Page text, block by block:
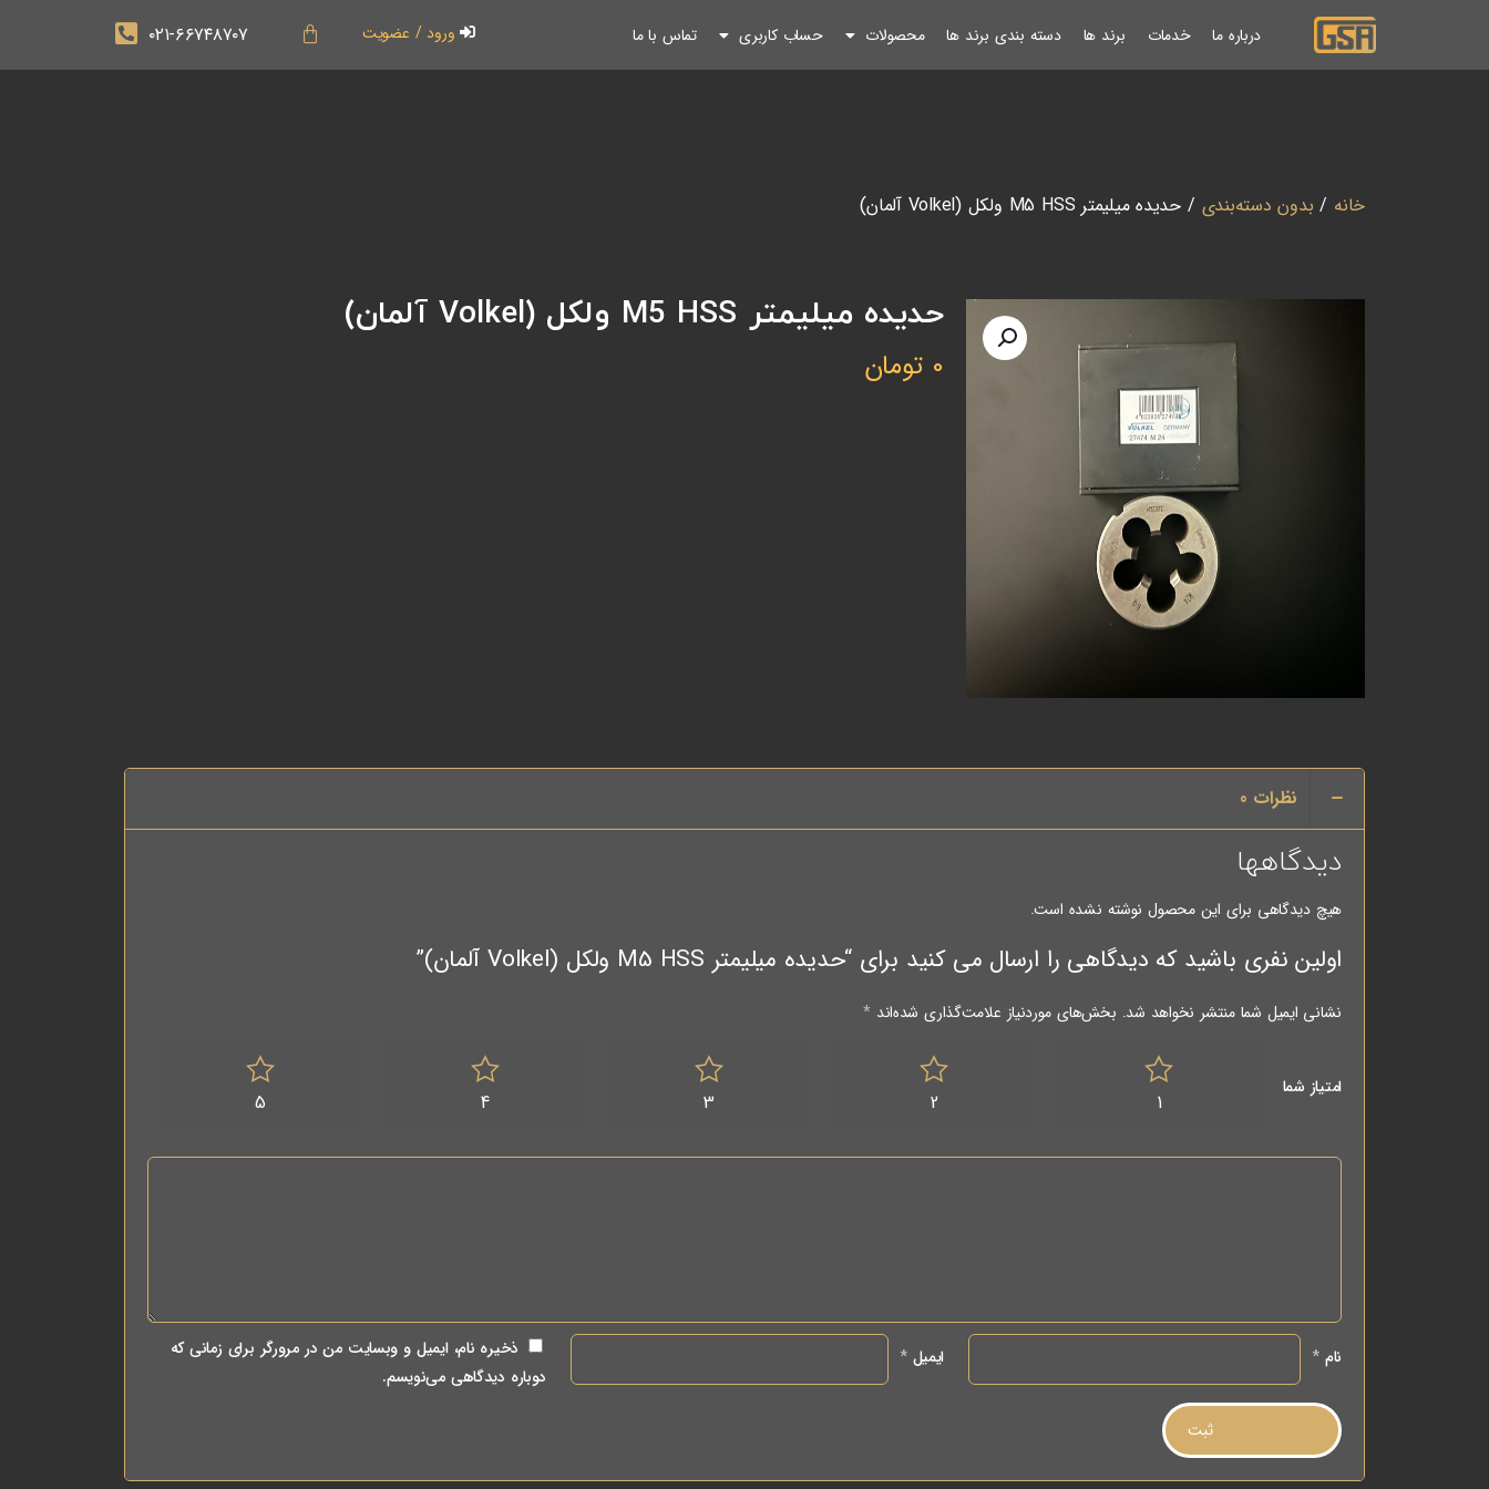
درباره ما خدمات برند ها دسته بندی برند ها محصولات حساب کاربری تماس با ما ورود / عضویت ۰۲۱-۶۶۷۴۸۷۰۷
خانه / بدون دسته‌بندی / حدیده میلیمتر M5 HSS ولکل (Volkel آلمان)
حدیده میلیمتر M5 HSS ولکل (Volkel آلمان)
0 تومان
نظرات 0
دیدگاهها
هیچ دیدگاهی برای این محصول نوشته نشده است.
اولین نفری باشید که دیدگاهی را ارسال می کنید برای “حدیده میلیمتر M5 HSS ولکل (Volkel آلمان)”
نشانی ایمیل شما منتشر نخواهد شد. بخش‌های موردنیاز علامت‌گذاری شده‌اند *
امتیاز شما
1
2
3
4
5
نام* ایمیل*
ذخیره نام، ایمیل و وبسایت من در مرورگر برای زمانی که
دوباره دیدگاهی می‌نویسم.